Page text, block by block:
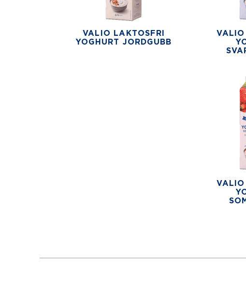
VALIO LAKTOSFRI
YOGHURT JORDGUBB
VALIO
VALIO